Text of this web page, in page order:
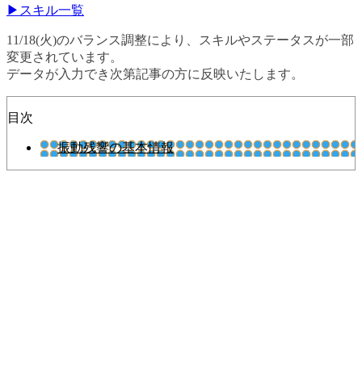
▶スキル一覧
11/18(火)のバランス調整により、スキルやステータスが一部
変更されています。
データが入力でき次第記事の方に反映いたします。
目次
振動残響の基本情報